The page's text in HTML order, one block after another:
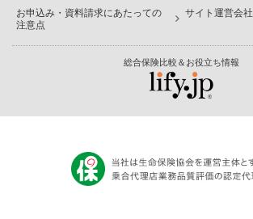
お申込み・資料請求にあたっての
注意点
サイト運営会社
総合保険比較＆お役立ち情報